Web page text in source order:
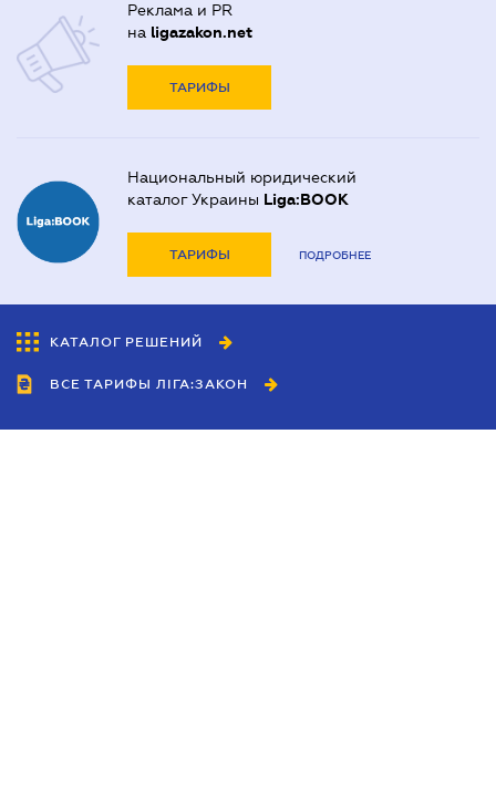
Реклама и PR
на ligazakon.net
ТАРИФЫ
Национальный юридический
каталог Украины Liga:BOOK
ТАРИФЫ ПОДРОБНЕЕ
КАТАЛОГ РЕШЕНИЙ
ВСЕ ТАРИФЫ ЛІГА:ЗАКОН